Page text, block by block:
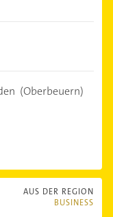
(Oberbeuern)
AUS DER REGION
BUSINESS